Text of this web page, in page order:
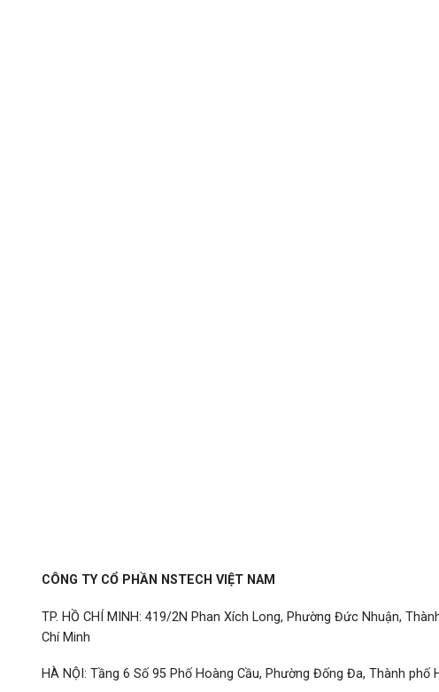
CÔNG TY CỔ PHẦN NSTECH VIỆT NAM
TP. HỒ CHÍ MINH: 419/2N Phan Xích Long, Phường Đức Nhuận,
Chí Minh
HÀ NỘI: Tầng 6 Số 95 Phố Hoàng Cầu, Phường Đống Đa, Thành phố